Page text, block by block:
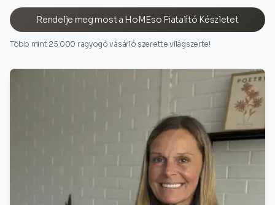
Rendelje meg most a HoMEso Fiatalító Készletet
Több mint 25 000 ragyogó vásárló szerette világszerte!